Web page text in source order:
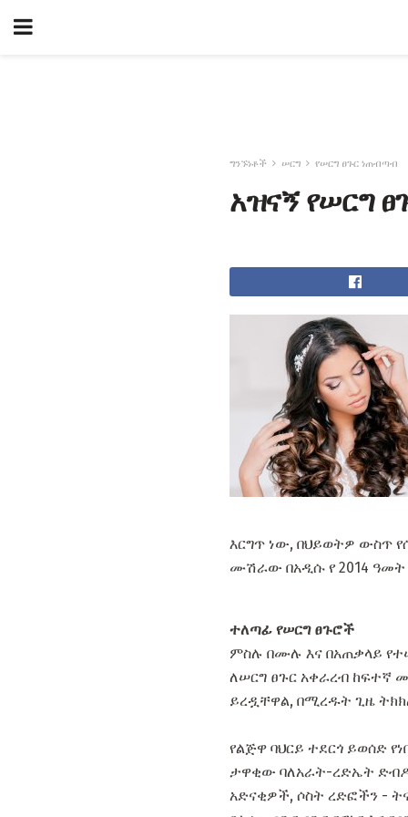
ግንኙነቶች ሠርግ የሠርግ ፀጉር ነጠብጣብ
አዝናኝ የሠርግ
እርግጥ ነው, በህይወትዎ ውስጥ
ሙሽራው በአዲሱ የ 2014
ተለጣፊ የሠርግ ፀጉሮች
ምስሉ በሙሉ እና በአጠቃላይ
ለሠርግ ፀጉር አቀራረብ ከፍተኛ
ይረዷቸዋል, በሚረዱት ጊዜ
የልጅዋ ባህርይ ተደርጎ ይወሰድ
ታዋቂው ባለአራት-ረድኤት
አድናቂዎች, ሶስት ረድፎችን -